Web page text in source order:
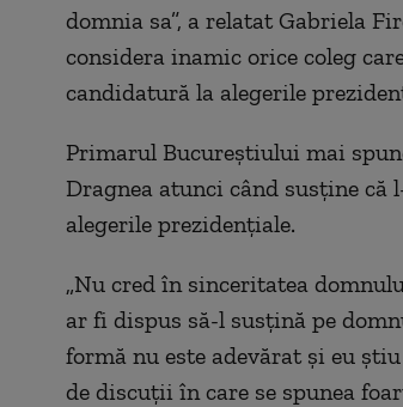
domnia sa”, a relatat Gabriela
considera inamic orice coleg
candidatură la alegerile
Primarul Bucureştiului mai
Dragnea atunci când susține că
alegerile prezidenţiale.
„Nu cred în sinceritatea
ar fi dispus să-l susţină pe
formă nu este adevărat şi eu
de discuţii în care se spunea